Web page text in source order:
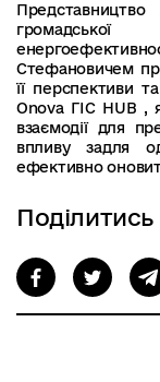
Стефановичем
її перспективи
Onova ГІС HUB ,
взаємодії для
впливу задля
ефективно